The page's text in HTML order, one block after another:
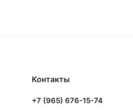
Контакты
+7 (965) 676-15-74